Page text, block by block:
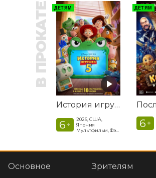
В ПРОКАТЕ ДЕТЯМ
История игрушек 5
6 +
2026, США,
Япония
ДЕТЯМ
6 +
Основное Зрителям